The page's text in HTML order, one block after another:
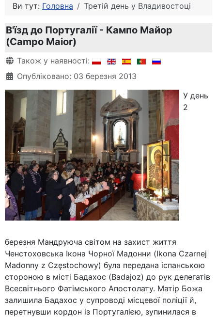
Ви тут: Головна Третій день у Владивостоці
В'їзд до Португалії - Кампо Майор
(Campo Maior)
Деталі
Також у наявності:
Опубліковано: 03 березня 2013
У день
2
березня Мандруюча світом на захист життя
Ченстоховська Ікона Чорної Мадонни (Ikona Czarnej
Madonny z Częstochowy) була передана іспанською
стороною в місті Бадахос (Badajoz) до рук делегатів
Всесвітнього Фатімського Апостолату. Матір Божа
залишила Бадахос у супроводі місцевої поліції й,
перетнувши кордон із Португалією, зупинилася в